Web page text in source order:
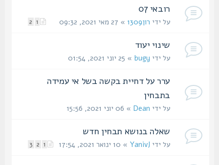
רובאי 07
2 על ידירון1309 » 27 מאי 2021, 09:32
שינוי יעוד
על ידיbugy» 25 יוני 2021, 01:54
ערר על דחיית בקשה בשל אי עמידה
בתבחין
על ידיDean» 06 יוני 2021, 15:56
שאלה בנושא תבחין חדש
1
2
3 על ידיYanivJ» 10 ינואר 2021, 17:54